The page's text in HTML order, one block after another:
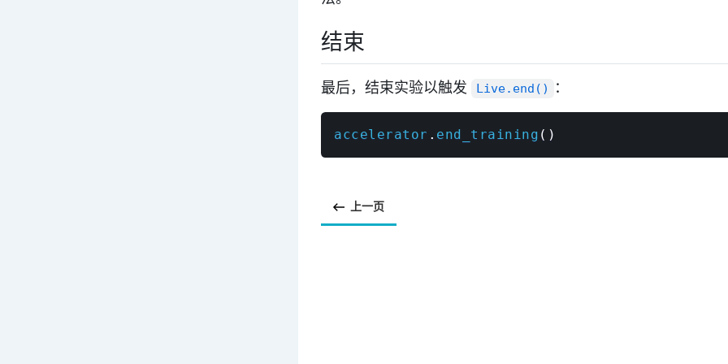
结束
最后，结束实验以触发 Live.end() ：
accelerator . end_training ( )
上一页